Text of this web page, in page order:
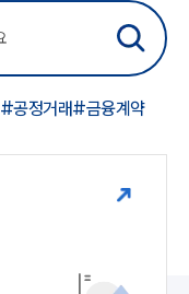
#공정거래#금융계약